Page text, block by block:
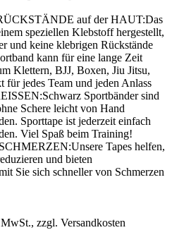
auf der HAUT:Das
speziellen Klebstoff hergestellt,
und keine klebrigen Rückstände
kann für eine lange Zeit
Klettern, BJJ, Boxen, Jiu Jitsu,
für jedes Team und jeden Anlass
Sportbänder sind
Schere leicht von Hand
Sporttape ist jederzeit einfach
Viel Spaß beim Training!
Tapes helfen,
und bieten
Sie sich schneller von Schmerzen
zzgl. Versandkosten